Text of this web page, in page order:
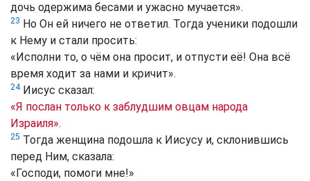
дочь одержима бесами и ужасно мучается».
23 Но Он ей ничего не ответил. Тогда ученики подошли
к Нему и стали просить:
«Исполни то, о чём она просит, и отпусти её! Она всё
время ходит за нами и кричит».
24Иисус сказал:
«Я послан только к заблудшим овцам народа
Израиля».
25 Тогда женщина подошла к Иисусу и, склонившись
перед Ним, сказала:
«Господи, помоги мне!»